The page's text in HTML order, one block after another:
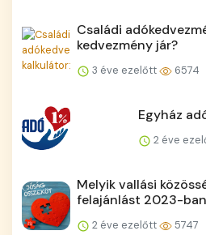
Családi
kedvezmény jár?
3 éve ezelőtt 6574
Egyház
2 éve
Melyik vallási
felajánlást 2023-
2 éve ezelőtt 5747